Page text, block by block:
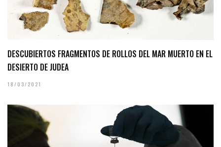
DESCUBIERTOS FRAGMENTOS DE ROLLOS DEL MAR MUERTO EN EL
DESIERTO DE JUDEA
18/03/2021